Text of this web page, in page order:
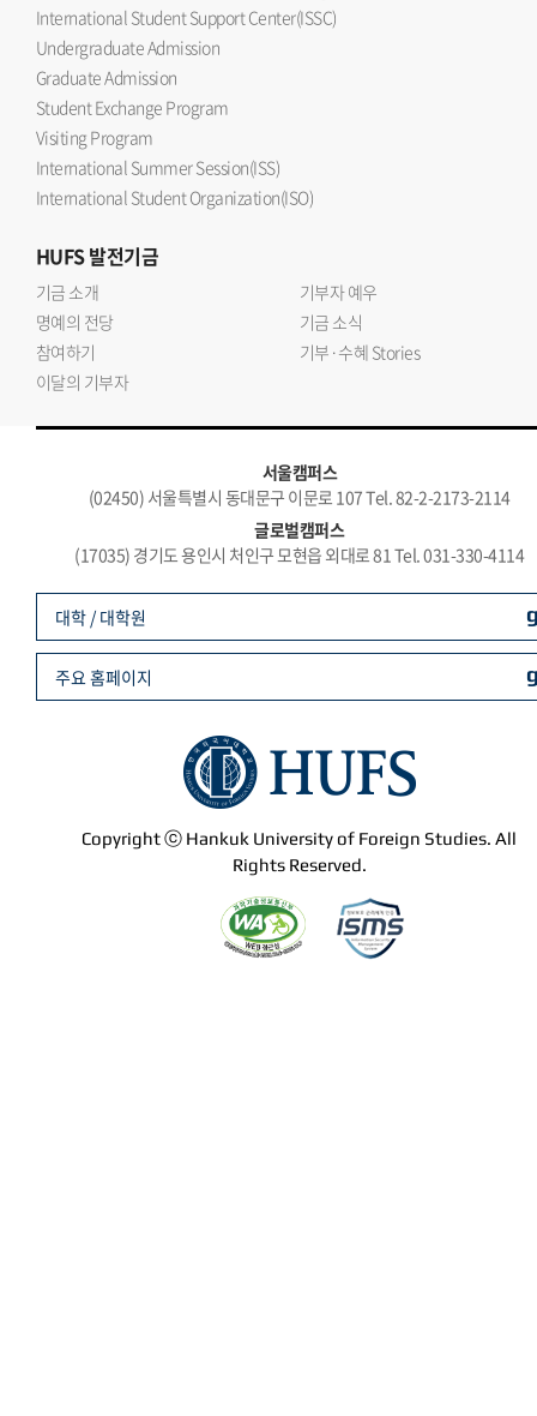
International Student Support Center(ISSC)
Undergraduate Admission
Graduate Admission
Student Exchange Program
Visiting Program
International Summer Session(ISS)
International Student Organization(ISO)
HUFS발전기금
기금 소개
기부자 예우
명예의 전당
기금 소식
참여하기
기부·수혜 Stories
이달의 기부자
서울캠퍼스
(02450) 서울특별시 동대문구 이문로 107 Tel. 82-2-2173-2114
글로벌캠퍼스
(17035) 경기도 용인시 처인구 모현읍 외대로 81 Tel. 031-330-4114
Copyright ⓒ Hankuk University of Foreign Studies. All
Rights Reserved.
대학 / 대학원
주요 홈페이지